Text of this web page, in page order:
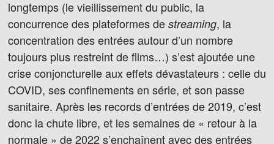
longtemps (le vieillissement du public, la
concurrence des plateformes de streaming, la
concentration des entrées autour d’un nombre
toujours plus restreint de films…) s’est ajoutée une
crise conjoncturelle aux effets dévastateurs : celle du
COVID, ses confinements en série, et son passe
sanitaire. Après les records d’entrées de 2019, c’est
donc la chute libre, et les semaines de « retour à la
normale » de 2022 s’enchaînent avec des entrées